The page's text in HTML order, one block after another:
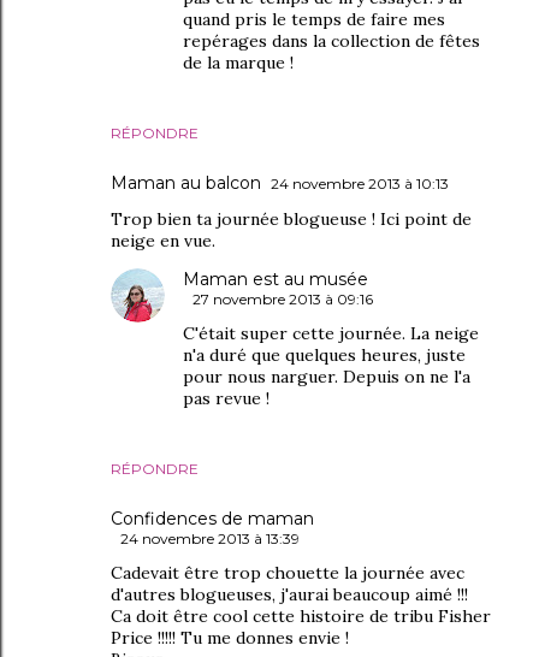
RÉPONDRE
quand pris le temps de faire mes
repérages dans la collection de fêtes
de la marque !
Maman au balcon 24 novembre 2013 à 10:13
Trop bien ta journée blogueuse ! Ici point de
neige en vue.
RÉPONDRE
Maman est au musée
27 novembre 2013 à 09:16
C'était super cette journée. La neige
n'a duré que quelques heures, juste
pour nous narguer. Depuis on ne l'a
pas revue !
Confidences de maman
24 novembre 2013 à 13:39
Cadevait être trop chouette la journée avec
d'autres blogueuses, j'aurai beaucoup aimé !!!
Ca doit être cool cette histoire de tribu Fisher
Price !!!!! Tu me donnes envie !